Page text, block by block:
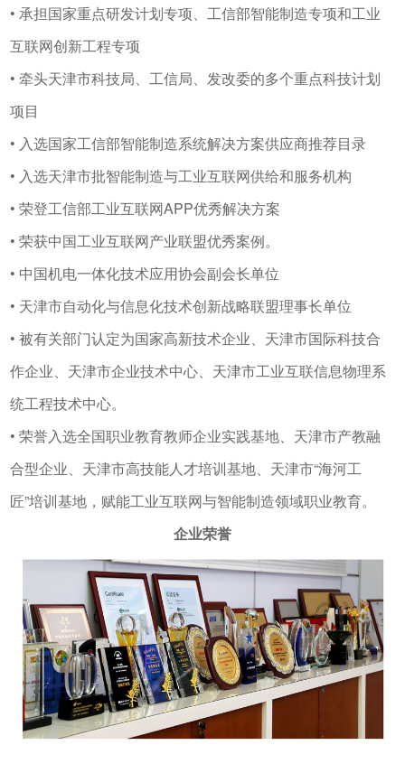
• 承担国家重点研发计划专项、工信部智能制造专项和工业
互联网创新工程专项
• 牵头天津市科技局、工信局、发改委的多个重点科技计划
项目
• 入选国家工信部智能制造系统解决方案供应商推荐目录
• 入选天津市批智能制造与工业互联网供给和服务机构
• 荣登工信部工业互联网APP优秀解决方案
• 荣获中国工业互联网产业联盟优秀案例。
• 中国机电一体化技术应用协会副会长单位
• 天津市自动化与信息化技术创新战略联盟理事长单位
• 被有关部门认定为国家高新技术企业、天津市国际科技合
作企业、天津市企业技术中心、天津市工业互联信息物理系
统工程技术中心。
• 荣誉入选全国职业教育教师企业实践基地、天津市产教融
合型企业、天津市高技能人才培训基地、天津市“海河工
匠”培训基地，赋能工业互联网与智能制造领域职业教育。
企业荣誉